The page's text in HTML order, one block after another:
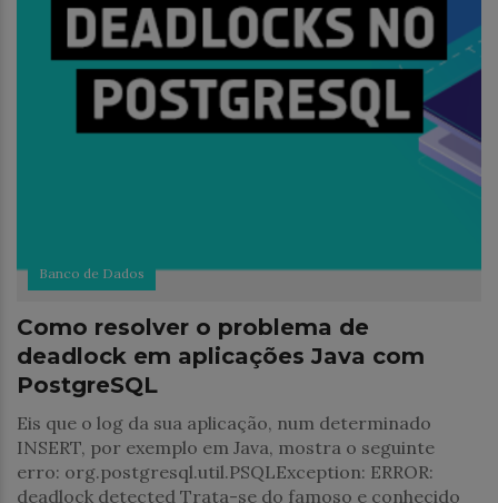
Banco de Dados
Como resolver o problema de
deadlock em aplicações Java com
PostgreSQL
Eis que o log da sua aplicação, num determinado
INSERT, por exemplo em Java, mostra o seguinte
erro: org.postgresql.util.PSQLException: ERROR:
deadlock detected Trata-se do famoso e conhecido